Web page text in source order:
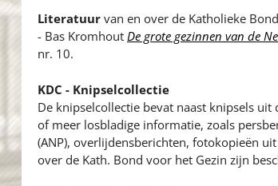
Literatuurvan en over de Katholieke
- Bas Kromhout De grote gezinnen van de
nr. 10.
KDC - Knipselcollectie
De knipselcollectie bevat naast knipsels
of meer losbladige informatie, zoals
(ANP), overlijdensberichten, fotokopieën
over de Kath. Bond voor het Gezin zijn